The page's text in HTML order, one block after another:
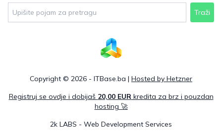
Traži
Copyright © 2026 - ITBase.ba | Hosted by Hetzner
Registruj se ovdje i dobijaš 20,00 EURkredita za brz i pouzdan
hosting 🚀
2k LABS - Web Development Services